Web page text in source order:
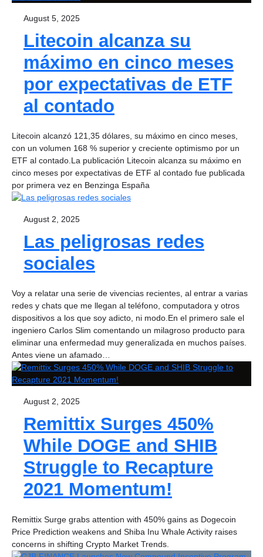
August 5, 2025
Litecoin alcanza su
máximo en cinco meses
por expectativas de ETF
al contado
Litecoin alcanzó 121,35 dólares, su máximo en cinco meses,
con un volumen 168 % superior y creciente optimismo por un
ETF al contado.La publicación Litecoin alcanza su máximo en
cinco meses por expectativas de ETF al contado fue publicada
por primera vez en Benzinga España
August 2, 2025
Las peligrosas redes
sociales
Voy a relatar una serie de vivencias recientes, al entrar a varias
redes y chats que me llegan al teléfono, computadora y otros
dispositivos a los que soy adicto, ni modo.En el primero sale el
ingeniero Carlos Slim comentando un milagroso producto para
eliminar una enfermedad muy generalizada en muchos países.
Antes viene un afamado…
August 2, 2025
Remittix Surges 450%
While DOGE and SHIB
Struggle to Recapture
2021 Momentum!
Remittix Surge grabs attention with 450% gains as Dogecoin
Price Prediction weakens and Shiba Inu Whale Activity raises
concerns in shifting Crypto Market Trends.